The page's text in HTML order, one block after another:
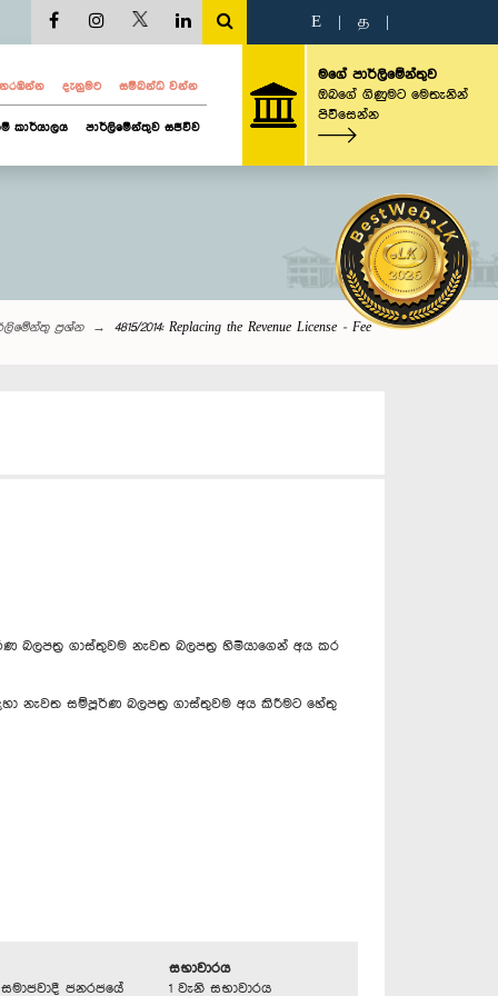
E த
දැනුමට සම්බන්ධ වන්න
කාර්යාලය පාර්ලිමේන්තුව සජීවීව
මගේ පාර්ලිමේන්තුව
ඔබගේ ගිණුමට මෙතැනින්
පිවිසෙන්න
ප්‍රශ්න 4815/2014: Replacing the Revenue License - Fee
බලපත්‍ර ගාස්තුවම නැවත බලපත්‍ර හිමියාගෙන් අය කර
නැවත සම්පූර්ණ බලපත්‍ර ගාස්තුවම අය කිරීමට හේතු
සමාජවාදී ජනරජයේ
සභාවාරය
1 වැනි සභාවාරය